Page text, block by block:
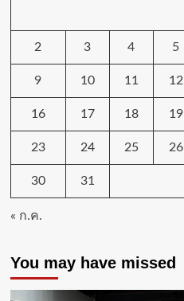
2 3 4 5
9 10 11 12
16 17 18 19
23 24 25 26
30 31
« ก.ค.
You may have missed